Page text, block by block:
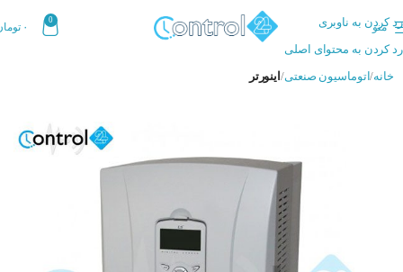
رد کردن به ناوبری
رد کردن به محتوای اصلی
منو
0
۰
خانه اتوماسیون صنعتی اینورتر